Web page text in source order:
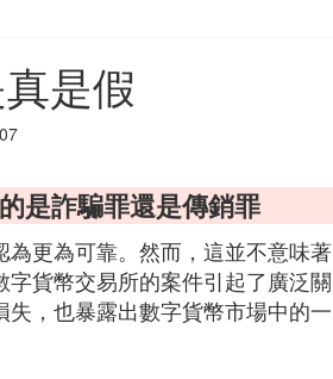
是假
是詐騙罪還是傳銷罪
更為可靠。然而，這並不意味著
貨幣交易所的案件引起了廣泛關
，也暴露出數字貨幣市場中的一